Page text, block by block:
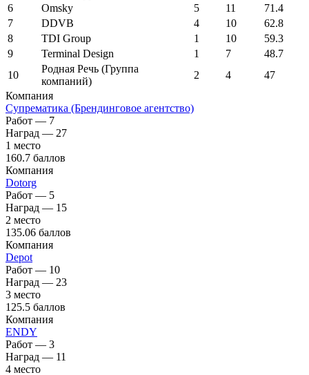
6
Omsky 5 11
71.4
7
DDVB 4 10
62.8
8
TDI Group 1 10
59.3
9
Terminal Design 1 7
48.7
10
Родная Речь (Группа
компаний)
2 4
47
Компания
Супрематика (Брендинговое агентство)
Работ — 7
Наград — 27
1 место
160.7 баллов
Компания
Dotorg
Работ — 5
Наград — 15
2 место
135.06 баллов
Компания
Depot
Работ — 10
Наград — 23
3 место
125.5 баллов
Компания
ENDY
Работ — 3
Наград — 11
4 место